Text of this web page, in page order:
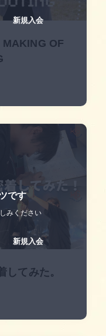
MAKING OF
新規入会
してみた。
です
みください
新規入会